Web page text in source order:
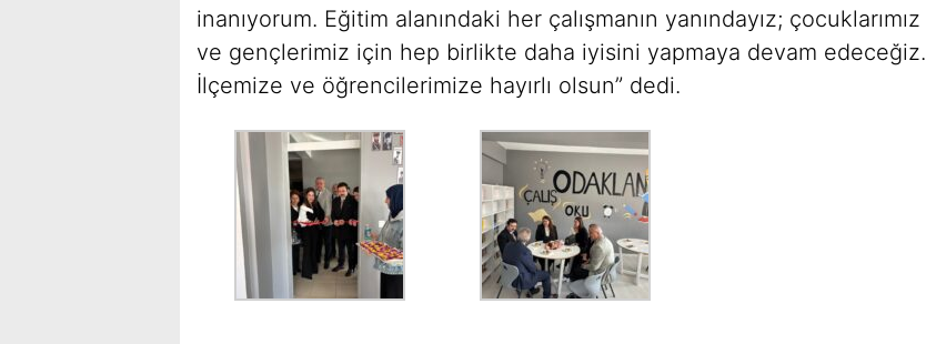
inanıyorum. Eğitim alanındaki her çalışmanın yanındayız; çocuklarımız
ve gençlerimiz için hep birlikte daha iyisini yapmaya devam edeceğiz.
İlçemize ve öğrencilerimize hayırlı olsun” dedi.